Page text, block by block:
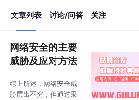
文章列表 讨论/问答 关注
网络安全的主要
威胁及应对方法
综上所述，网络安全威
胁层出不穷，但通过采